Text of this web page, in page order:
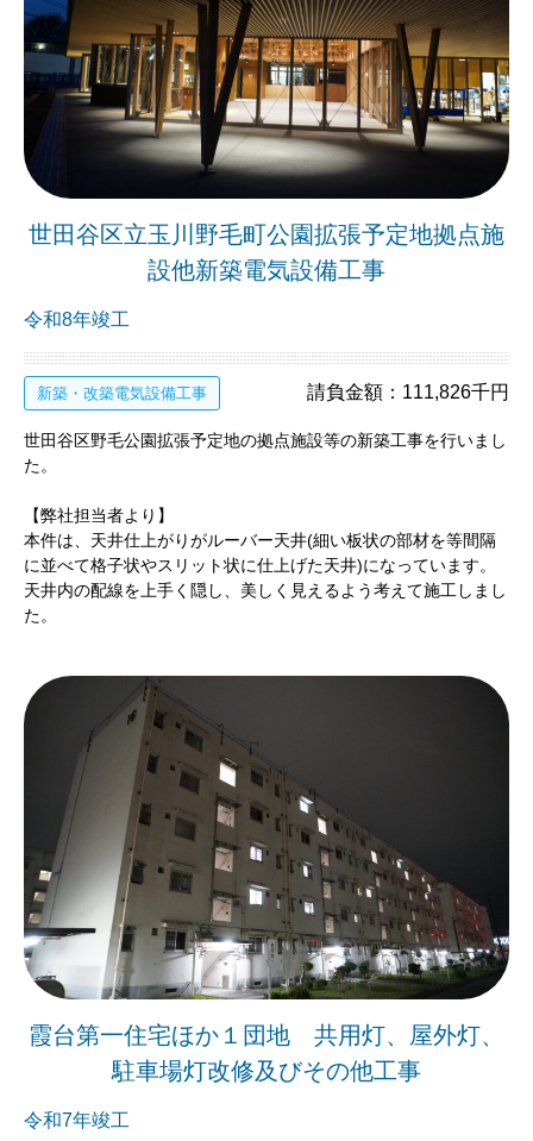
世田谷区立玉川野毛町公園拡張予定地拠点施
設他新築電気設備工事
令和8年竣工
新築・改築電気設備工事 請負金額：111,826千円
世田谷区野毛公園拡張予定地の拠点施設等の新築工事を行いまし
た。
【弊社担当者より】
本件は、天井仕上がりがルーバー天井(細い板状の部材を等間隔
に並べて格子状やスリット状に仕上げた天井)になっています。
天井内の配線を上手く隠し、美しく見えるよう考えて施工しまし
た。
霞台第一住宅ほか１団地 共用灯、屋外灯、
駐車場灯改修及びその他工事
令和7年竣工